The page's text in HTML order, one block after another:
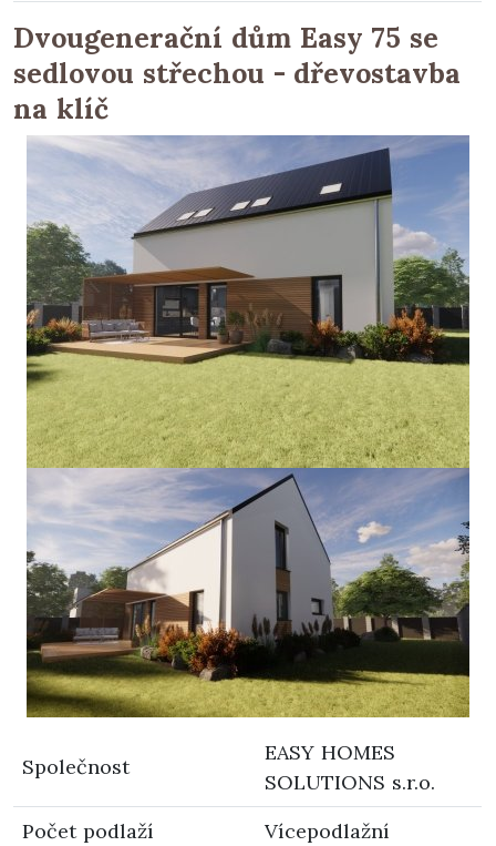
Dvougenerační dům Easy 75 se
sedlovou střechou - dřevostavba
na klíč
Společnost
EASY HOMES
SOLUTIONS s.r.o.
Počet podlaží
Vícepodlažní